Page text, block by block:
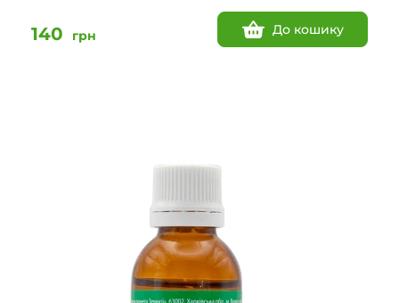
140 грн До кошику